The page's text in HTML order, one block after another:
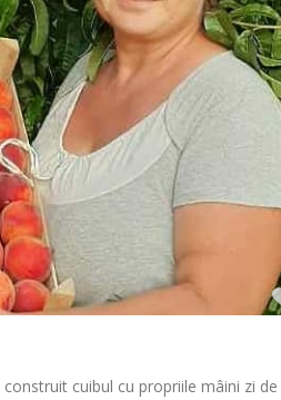
cuibul cu propriile mâini zi de